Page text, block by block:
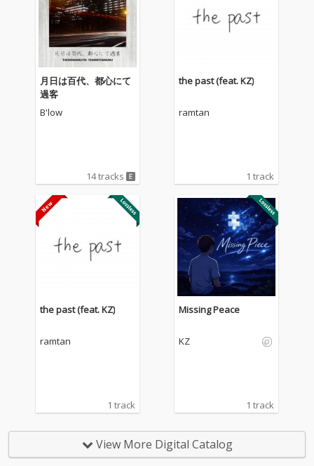
月日は百代、都心にて
過客
B'low
14 tracks
the past (feat. KZ)
ramtan
1 track
the past (feat. KZ)
ramtan
1 track
Missing Peace
KZ
1 track
View More Digital Catalog